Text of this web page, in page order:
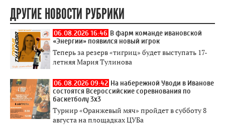
ДРУГИЕ НОВОСТИ РУБРИКИ
06.08.2026 16:46 В фарм команде ивановской
«Энергии» появился новый игрок
Теперь за резерв «тигриц» будет выступать 17-
летняя Мария Тулинова
06.08.2026 09:42 На набережной Уводи в Иванове
состоятся Всероссийские соревнования по
баскетболу 3x3
Турнир «Оранжевый мяч» пройдет в субботу 8
августа на площадках ЦУБа